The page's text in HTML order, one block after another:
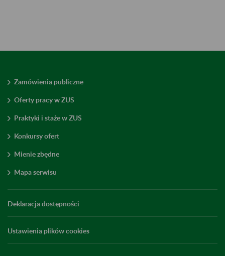
Zamówienia publiczne
Oferty pracy w ZUS
Praktyki i staże w ZUS
Konkursy ofert
Mienie zbędne
Mapa serwisu
Deklaracja dostępności
Ustawienia plików cookies